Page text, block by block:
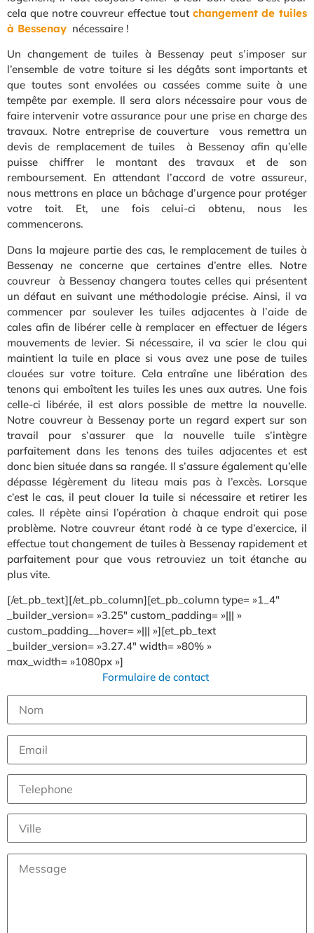
cela que notre couvreur effectue tout changement de tuiles
à Bessenay nécessaire !
Un changement de tuiles à Bessenay peut s’imposer sur
l’ensemble de votre toiture si les dégâts sont importants et
que toutes sont envolées ou cassées comme suite à une
tempête par exemple. Il sera alors nécessaire pour vous de
faire intervenir votre assurance pour une prise en charge des
travaux. Notre entreprise de couverture vous remettra un
devis de remplacement de tuiles à Bessenay afin qu’elle
puisse chiffrer le montant des travaux et de son
remboursement. En attendant l’accord de votre assureur,
nous mettrons en place un bâchage d’urgence pour protéger
votre toit. Et, une fois celui-ci obtenu, nous les
commencerons.
Dans la majeure partie des cas, le remplacement de tuiles à
Bessenay ne concerne que certaines d’entre elles. Notre
couvreur à Bessenay changera toutes celles qui présentent
un défaut en suivant une méthodologie précise. Ainsi, il va
commencer par soulever les tuiles adjacentes à l’aide de
cales afin de libérer celle à remplacer en effectuer de légers
mouvements de levier. Si nécessaire, il va scier le clou qui
maintient la tuile en place si vous avez une pose de tuiles
clouées sur votre toiture. Cela entraîne une libération des
tenons qui emboîtent les tuiles les unes aux autres. Une fois
celle-ci libérée, il est alors possible de mettre la nouvelle.
Notre couvreur à Bessenay porte un regard expert sur son
travail pour s’assurer que la nouvelle tuile s’intègre
parfaitement dans les tenons des tuiles adjacentes et est
donc bien située dans sa rangée. Il s’assure également qu’elle
dépasse légèrement du liteau mais pas à l’excès. Lorsque
c’est le cas, il peut clouer la tuile si nécessaire et retirer les
cales. Il répète ainsi l’opération à chaque endroit qui pose
problème. Notre couvreur étant rodé à ce type d’exercice, il
effectue tout changement de tuiles à Bessenay rapidement et
parfaitement pour que vous retrouviez un toit étanche au
plus vite.
[/et_pb_text][/et_pb_column][et_pb_column type= »1_4″
_builder_version= »3.25″ custom_padding= »||| »
custom_padding__hover= »||| »][et_pb_text
_builder_version= »3.27.4″ width= »80% »
max_width= »1080px »]
Formulaire de contact